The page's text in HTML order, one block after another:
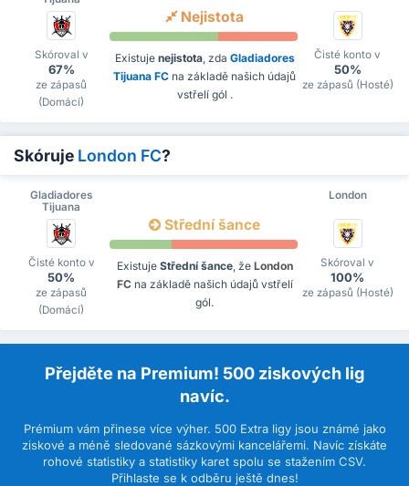
Skóroval v
67%
ze zápasů
(Domácí)
Nejistota
Existuje nejistota, zda Gladiadores
Tijuana FC na základě našich údajů
vstřelí gól .
Čisté konto v
50%
ze zápasů (Hosté)
Skóruje London FC?
Gladiadores
Tijuana
London
Čisté konto v
50%
ze zápasů
(Domácí)
Střední šance
Existuje Střední šance, že London
FCna základě našich údajů vstřelí
gól.
Skóroval v
100%
ze zápasů (Hosté)
Přejděte na Premium! 500 ziskových lig
navíc.
Prémium vám přinese více výher. 500 Extra ligy jsou známé jako
ziskové a méně sledované sázkovými kancelářemi. Navíc získáte
rohové statistiky a statistiky karet spolu se stažením CSV.
Přihlaste se k odběru ještě dnes!